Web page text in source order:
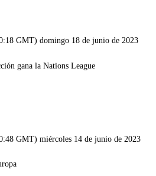
GMT) domingo 18 de junio de 2023
GMT) miércoles 14 de junio de 2023